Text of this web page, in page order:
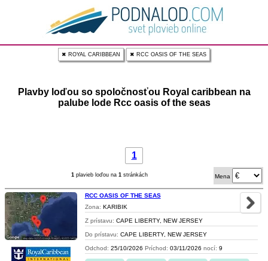
✖ ROYAL CARIBBEAN ✖ RCC OASIS OF THE SEAS
Plavby loďou so spoločnosťou Royal caribbean na
palube lode Rcc oasis of the seas
1
1plavieb loďou na 1stránkách Mena
RCC OASIS OF THE SEAS
Zona: KARIBIK
Z prístavu: CAPE LIBERTY, NEW JERSEY
Do prístavu: CAPE LIBERTY, NEW JERSEY
Odchod: 25/10/2026 Príchod: 03/11/2026 nocí: 9